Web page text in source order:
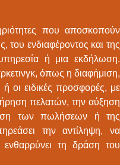
που αποσκοπούν
του ενδιαφέροντος και της
ή μια εκδήλωση.
όπως η διαφήμιση,
ή οι ειδικές προσφορές, με
πελατών, την αύξηση
των πωλήσεων ή της
την αντίληψη, να
ενθαρρύνει τη δράση του